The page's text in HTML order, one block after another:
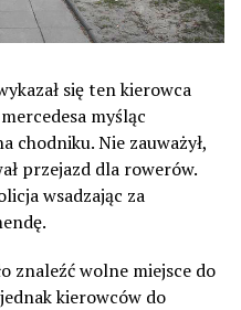
się ten kierowca
myśląc
chodniku. Nie zauważył,
przejazd dla rowerów.
wsadzając za
znaleźć wolne miejsce do
kierowców do